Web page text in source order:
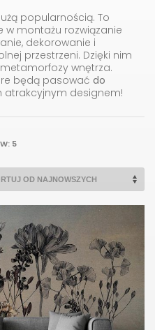
popularnością. To
w montażu rozwiązanie
dekorowanie i
przestrzeni. Dzięki nim
wnętrza.
będą pasować do
atrakcyjnym designem!
5POSORTOWANE
NAJNOWSZYCH